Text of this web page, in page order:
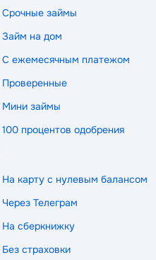
Срочные займы
Займ на дом
С ежемесячным платежом
Проверенные
Мини займы
100 процентов одобрения
На карту с нулевым балансом
Через Телеграм
На сберкнижку
Без страховки